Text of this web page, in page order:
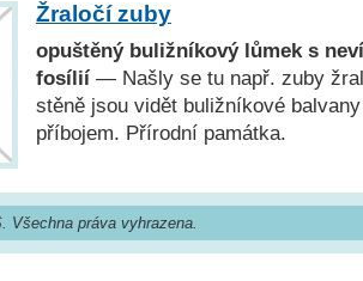
Žraločí zuby
opuštěný buližníkový lůmek s
fosílií — Našly se tu např. zuby
stěně jsou vidět buližníkové
příbojem. Přírodní památka.
Všechna práva vyhrazena.